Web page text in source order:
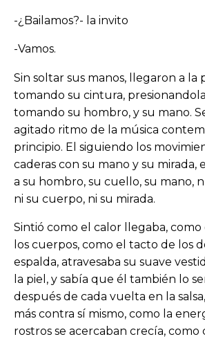
-¿Bailamos?- la invito
-Vamos.
Sin soltar sus manos, llegaron a la
tomando su cintura,
tomando su hombro, y su mano.
agitado ritmo de la música
principio. El siguiendo los
caderas con su mano y su mirada,
a su hombro, su cuello, su mano,
ni su cuerpo, ni su mirada.
Sintió como el calor llegaba, como
los cuerpos, como el tacto de los
espalda, atravesaba su suave
la piel, y sabía que él también lo
después de cada vuelta en la
más contra sí mismo, como la
rostros se acercaban crecía, como